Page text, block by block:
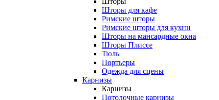
Шторы для кафе
Римские шторы
Римские шторы для кухни
Шторы на мансардные окна
Шторы Плиссе
Тюль
Портьеры
Одежда для сцены
Карнизы
Карнизы
Потолочные карнизы